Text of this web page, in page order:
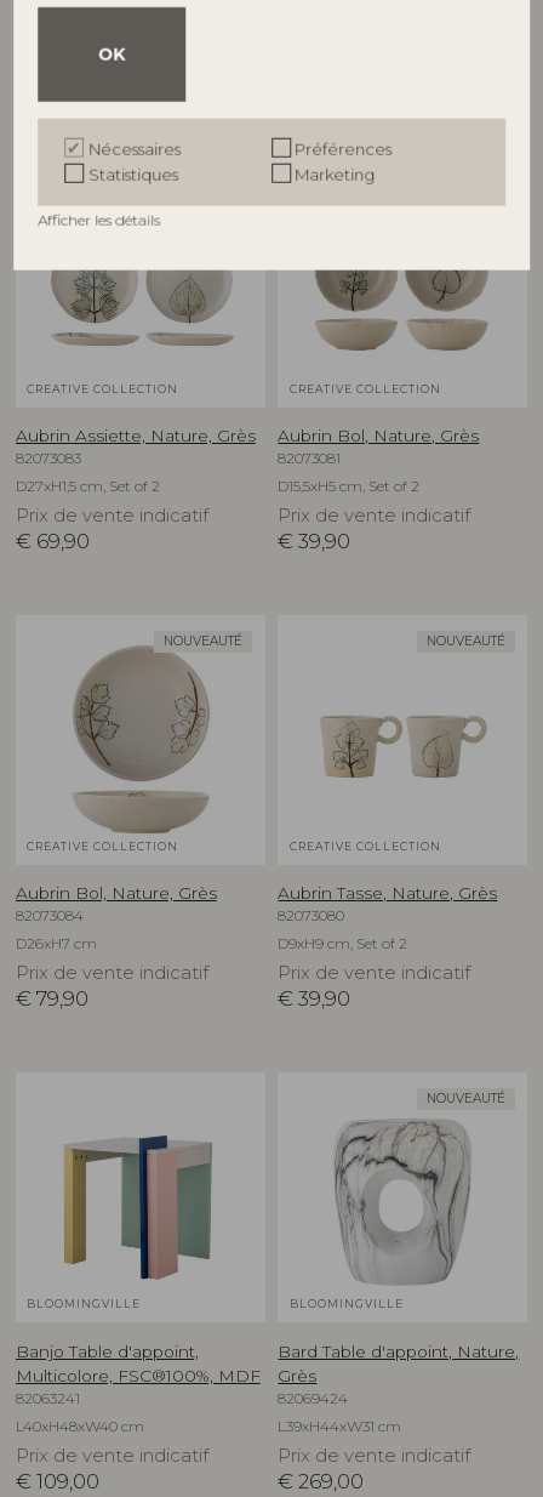
OK
Nécessaires
Préférences
Statistiques
Marketing
Afficher les détails
Prix de vente indicatif
NOUVEAUTÉ
CREATIVE COLLECTION
Aubrin Assiette, Nature, Grès
82073083
D27xH1,5 cm, Set of 2
Prix de vente indicatif
€ 69,90
CREATIVE COLLECTION
Aubrin Bol, Nature, Grès
82073081
D15,5xH5 cm, Set of 2
Prix de vente indicatif
€ 39,90
NOUVEAUTÉ
CREATIVE COLLECTION
Aubrin Bol, Nature, Grès
82073084
D26xH7 cm
Prix de vente indicatif
€ 79,90
NOUVEAUTÉ
CREATIVE COLLECTION
Aubrin Tasse, Nature, Grès
82073080
D9xH9 cm, Set of 2
Prix de vente indicatif
€ 39,90
BLOOMINGVILLE
Banjo Table d'appoint,
Multicolore, FSC®100%, MDF
82063241
L40xH48xW40 cm
Prix de vente indicatif
€ 109,00
NOUVEAUTÉ
BLOOMINGVILLE
Bard Table d'appoint, Nature,
Grès
82069424
L39xH44xW31 cm
Prix de vente indicatif
€ 269,00